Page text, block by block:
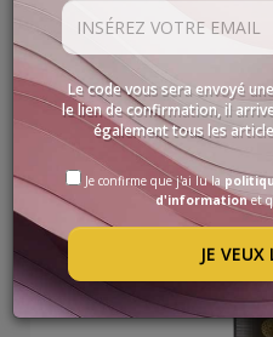
LES
SPÉCIALITÉS
SÉLECTIONS
ACCESSOIRES
PROMOS
PROMOTIONS
BLOG
Le code vous sera envoyé
le lien de confirmation, il
également tous les
Je confirme que j'ai lu la
d'informationet
JE VEUX